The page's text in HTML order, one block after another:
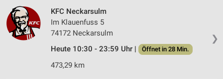
❯
KFC Neckarsulm
Im Klauenfuss 5
74172 Neckarsulm
Heute 10:30 - 23:59 Uhr |
Öffnet in 28 Min.
473,29 km